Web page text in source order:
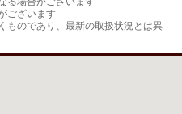
ございます
ものであり、最新の取扱状況とは異